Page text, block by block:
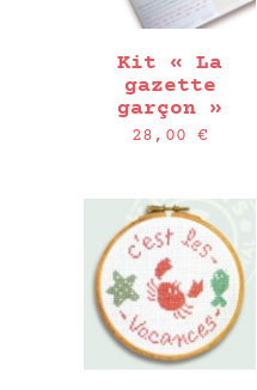
Kit « La
gazette
garçon »
28,00€
AJOUTER AU
PANIER